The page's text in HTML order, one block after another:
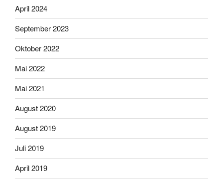
April 2024
September 2023
Oktober 2022
Mai 2022
Mai 2021
August 2020
August 2019
Juli 2019
April 2019